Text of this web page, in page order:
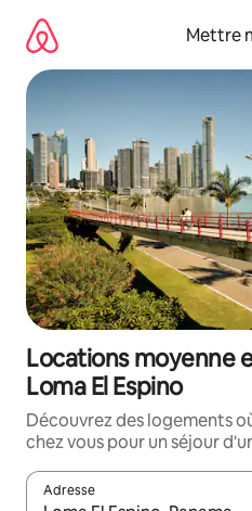
directement
contenu
Mettre
Locations moyenne
Loma El Espino
Découvrez des logements
chez vous pour un séjour
Adresse